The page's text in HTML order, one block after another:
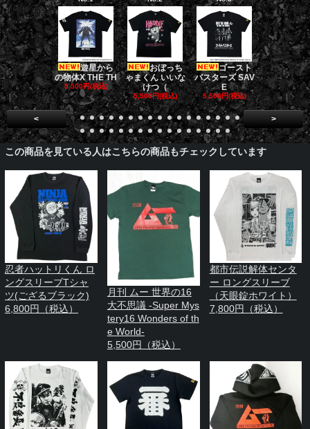
遊星から
の物体X THE TH
5,500円(税込)
おぼっち
ゃまくん いいな
けつ（
5,500円(税込)
ゴースト
バスターズ SAV
E
5,500円(税込)
ゴー
バスターズ
ージャ
5,500円(税
< >
この商品を見ている人はこちらの商品もチェックしています
忍者ハットリくん ロ
ングスリーブTシャ
ツ(ござるブラック)
6,800円（税込）
月刊 ムー 世界の16
大不思議 -Super Mys
tery16 Wonders of th
e World-
5,500円（税込）
都市伝説解体センタ
ー ロングスリーブ
（天眼錠ホワイト）
7,800円（税込）